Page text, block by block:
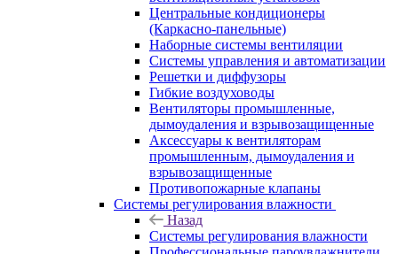
Центральные кондиционеры
(Каркасно-панельные)
Наборные системы вентиляции
Системы управления и автоматизации
Решетки и диффузоры
Гибкие воздуховоды
Вентиляторы промышленные,
дымоудаления и взрывозащищенные
Аксессуары к вентиляторам
промышленным, дымоудаления и
взрывозащищенные
Противопожарные клапаны
Системы регулирования влажности
Назад
Системы регулирования влажности